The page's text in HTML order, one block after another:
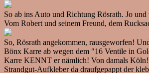
So ab ins Auto und Richtung Rösrath. Jo und
Vom Robert und seinem Freund, dem
So, Rösrath angekommen, rausgeworfen!
Bönx Karre ab wegen dem "16 Ventile in
Karre KENNT er nämlich! Von damals
Strandgut-Aufkleber da draufgepappt der